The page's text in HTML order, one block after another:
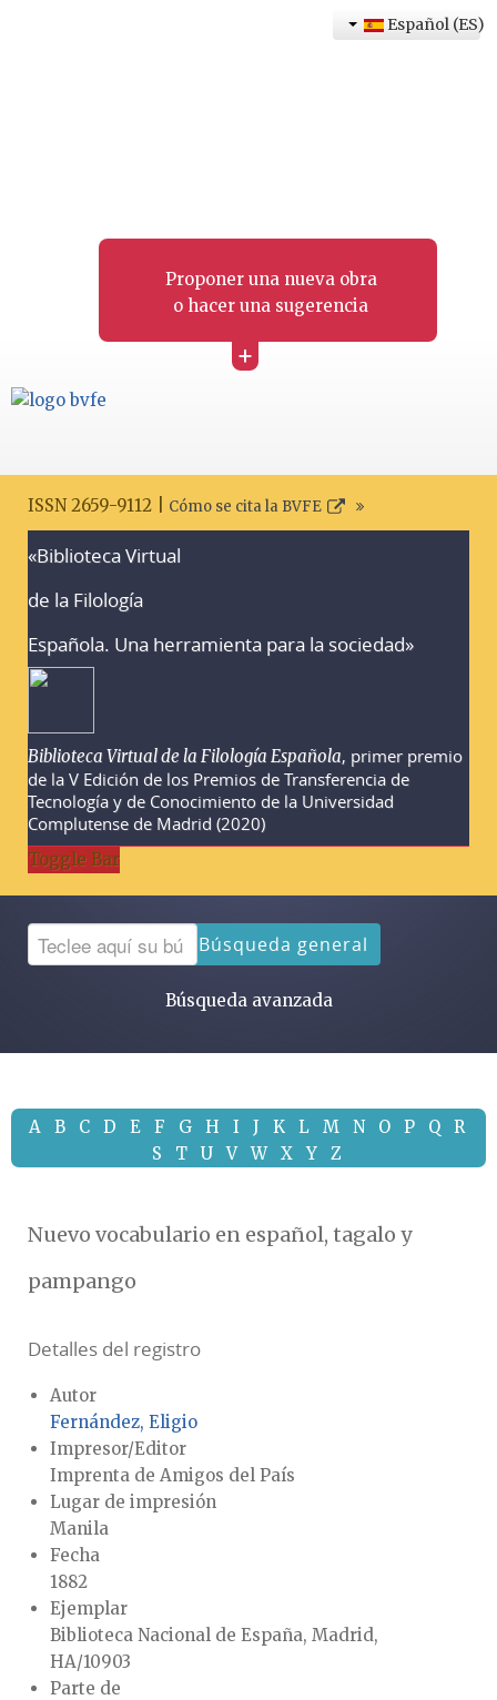
Proponer una nueva obra
o hacer una sugerencia
+
Español (ES)
ISSN 2659-9112 | Cómo se cita la BVFE
«Biblioteca Virtual
de la Filología
Española. Una herramienta para la sociedad»
Biblioteca Virtual de la Filología Española, primer premio
de la V Edición de los Premios de Transferencia de
Tecnología y de Conocimiento de la Universidad
Complutense de Madrid (2020)
Toggle Bar
Búsqueda general
Búsqueda avanzada
A B C D E F G H I J K L M N O P Q
R
S
T U V W X Y Z
Nuevo vocabulario en español, tagalo y
pampango
Detalles del registro
Autor
Fernández, Eligio
Impresor/Editor
Imprenta de Amigos del País
Lugar de impresión
Manila
Fecha
1882
Ejemplar
Biblioteca Nacional de España, Madrid,
HA/10903
Parte de